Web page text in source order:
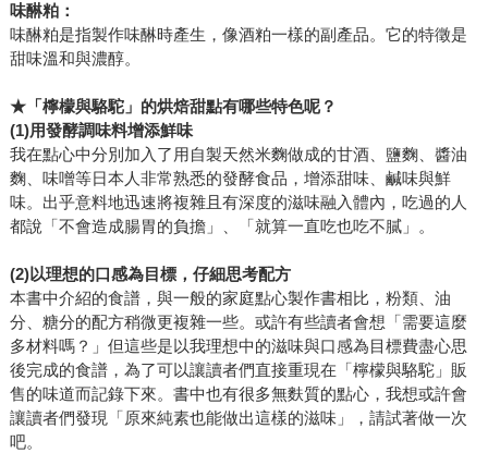
味醂粕：
味醂粕是指製作味醂時產生，像酒粕一樣的副產品。它的特徵是
甜味溫和與濃醇。
★「檸檬與駱駝」的烘焙甜點有哪些特色呢？
(1)用發酵調味料增添鮮味
我在點心中分別加入了用自製天然米麴做成的甘酒、鹽麴、醬油
麴、味噌等日本人非常熟悉的發酵食品，增添甜味、鹹味與鮮
味。出乎意料地迅速將複雜且有深度的滋味融入體內，吃過的人
都說「不會造成腸胃的負擔」、「就算一直吃也吃不膩」。
(2)以理想的口感為目標，仔細思考配方
本書中介紹的食譜，與一般的家庭點心製作書相比，粉類、油
分、糖分的配方稍微更複雜一些。或許有些讀者會想「需要這麼
多材料嗎？」但這些是以我理想中的滋味與口感為目標費盡心思
後完成的食譜，為了可以讓讀者們直接重現在「檸檬與駱駝」販
售的味道而記錄下來。書中也有很多無麩質的點心，我想或許會
讓讀者們發現「原來純素也能做出這樣的滋味」，請試著做一次
吧。